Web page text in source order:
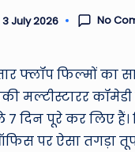
3 July 2026 No
फ्लॉप फिल्मों का
मल्टीस्टारर
7 दिन पूरे कर लिए
पर ऐसा तगड़ा